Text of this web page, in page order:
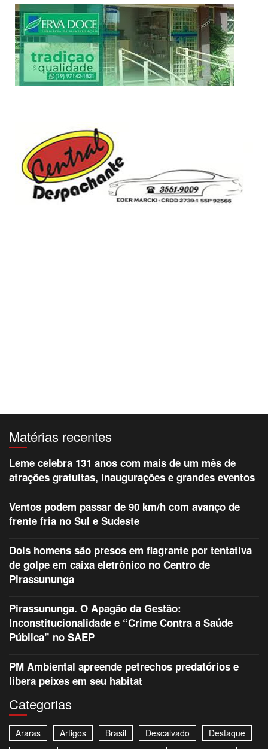
Matérias recentes
Leme celebra 131 anos com mais de um mês de
atrações gratuitas, inaugurações e grandes eventos
Ventos podem passar de 90 km/h com avanço de
frente fria no Sul e Sudeste
Dois homens são presos em flagrante por tentativa
de golpe em caixa eletrônico no Centro de
Pirassununga
Pirassununga. O Apagão da Gestão:
Inconstitucionalidade e “Crime Contra a Saúde
Pública” no SAEP
PM Ambiental apreende petrechos predatórios e
libera peixes em seu habitat
Categorias
Araras Artigos Brasil Descalvado
Destaque